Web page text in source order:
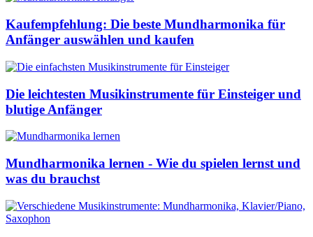
Kaufempfehlung: Die beste Mundharmonika für
Anfänger auswählen und kaufen
Die leichtesten Musikinstrumente für Einsteiger und
blutige Anfänger
Mundharmonika lernen - Wie du spielen lernst und
was du brauchst